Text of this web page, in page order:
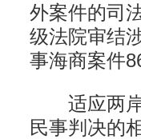
外案件的司
级法院审结
事海商案件
适应两岸“
民事判决的